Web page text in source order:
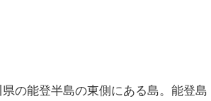
県の能登半島の東側にある島。能登島